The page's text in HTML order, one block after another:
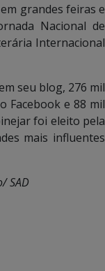
grandes feiras e
Nacional de
Internacional
seu blog, 276 mil
Facebook e 88 mil
foi eleito pela
mais influentes
SAD